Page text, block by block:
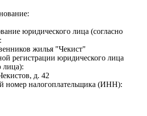
юридического лица (согласно
жилья "Чекист"
регистрации юридического лица
лица):
д. 42
номер налогоплательщика (ИНН):